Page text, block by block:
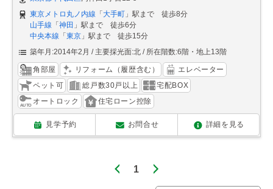
東京メトロ丸ノ内線 「 大手町 」駅まで 徒歩8分
山手線 「 神田 」駅まで 徒歩6分
中央本線 「 東京 」駅まで 徒歩15分
築年月:2014年2月
主要採光面:北 所在階数:6階・地上13階
角部屋 リフォーム（履歴含む）
エレベーター
ペット可
総戸数30戸以上
宅配BOX
オートロック
住宅ローン控除
見学予約 お問合せ 詳細を見る
1